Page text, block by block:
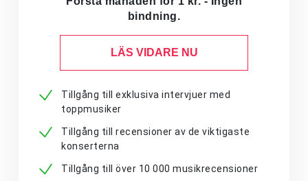
bindning.
LÄS VIDARE NU
Tillgång till exklusiva intervjuer med
toppmusiker
Tillgång till recensioner av de viktigaste
konserterna
Tillgång till över 10 000 musikrecensioner